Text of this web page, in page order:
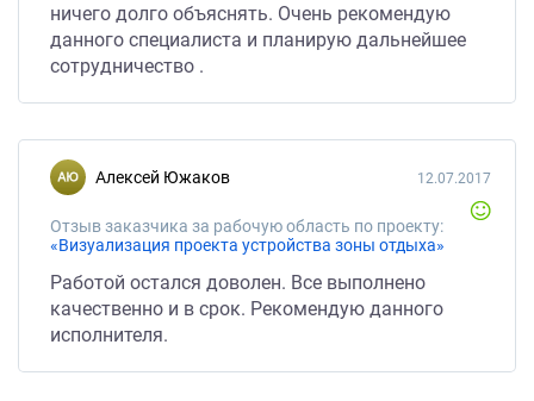
ничего долго объяснять. Очень рекомендую
данного специалиста и планирую дальнейшее
сотрудничество .
Алексей Южаков
Отзыв заказчика за рабочую область по проекту:
«Визуализация проекта устройства зоны отдыха»
12.07.2017
Работой остался доволен. Все выполнено
качественно и в срок. Рекомендую данного
исполнителя.